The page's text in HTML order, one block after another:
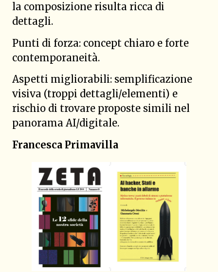
la composizione risulta ricca di
dettagli.
Punti di forza: concept chiaro e forte
contemporaneità.
Aspetti migliorabili: semplificazione
visiva (troppi dettagli/elementi) e
rischio di trovare proposte simili nel
panorama AI/digitale.
Francesca Primavilla